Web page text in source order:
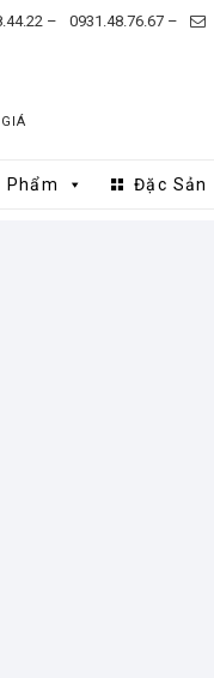
– 0931.48.76.67 –
Phẩm Đặc Sản